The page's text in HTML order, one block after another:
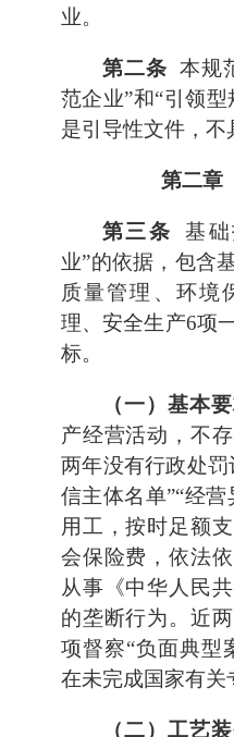
业。
第二条 本规
范企业”和“引领型
是引导性文件，不
第二
第三条 基础
业”的依据，包含
质量管理、环境
理、安全生产6项
标。
（一）基本
产经营活动，不
两年没有行政处
信主体名单”“经
用工，按时足额
会保险费，依法
从事《中华人民
的垄断行为。近
项督察“负面典型
在未完成国家有关
（二）工艺装